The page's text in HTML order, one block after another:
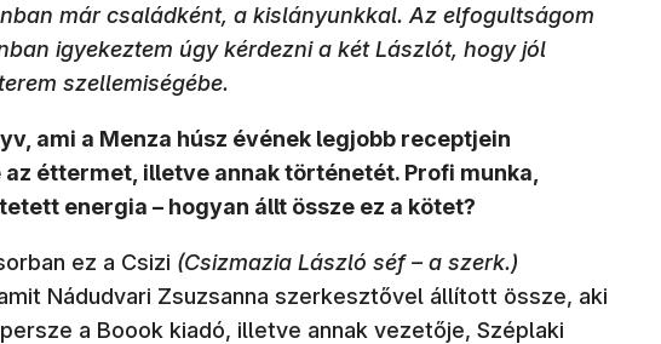
már családként, a kislányunkkal. Az elfogultságom
igyekeztem úgy kérdezni a két Lászlót, hogy jól
szellemiségébe.
ami a Menza húsz évének legjobb receptjein
éttermet, illetve annak történetét. Profi munka,
energia – hogyan állt össze ez a kötet?
ez a Csizi (Csizmazia László séf – a szerk.)
Nádudvari Zsuzsanna szerkesztővel állított össze, aki
a Boook kiadó, illetve annak vezetője, Széplaki